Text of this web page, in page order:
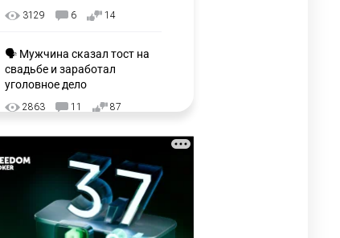
3129 6 14
🗣 Мужчина сказал тост на
свадьбе и заработал
уголовное дело
2863 11 87
Переписку из телефона
Нурай Серикбай в день
похищения зачитали в суде
2694 0 18